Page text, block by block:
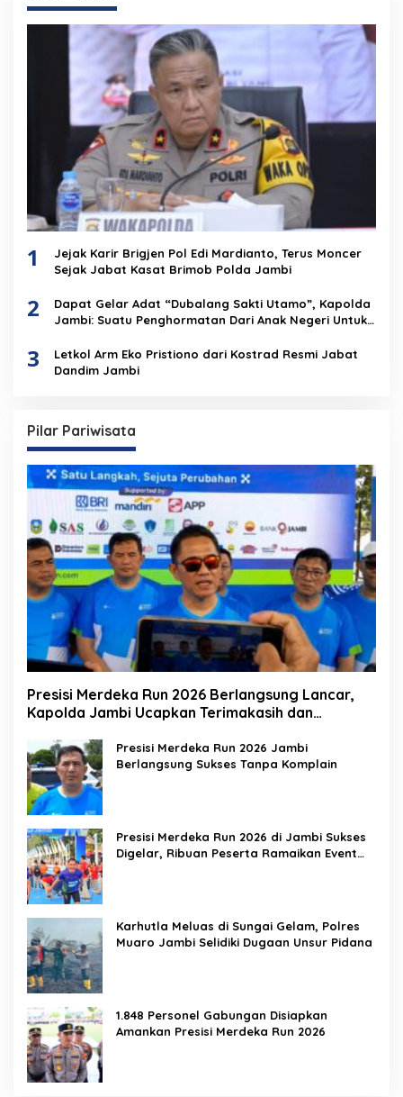
1
Jejak Karir Brigjen Pol Edi Mardianto, Terus Moncer
Sejak Jabat Kasat Brimob Polda Jambi
2
Dapat Gelar Adat “Dubalang Sakti Utamo”, Kapolda
Jambi: Suatu Penghormatan Dari Anak Negeri Untuk
3
Letkol Arm Eko Pristiono dari Kostrad Resmi Jabat
Dandim Jambi
Pilar Pariwisata
Presisi Merdeka Run 2026 Berlangsung Lancar,
Kapolda Jambi Ucapkan Terimakasih dan
Presisi Merdeka Run 2026 Jambi
Berlangsung Sukses Tanpa Komplain
Presisi Merdeka Run 2026 di Jambi Sukses
Digelar, Ribuan Peserta Ramaikan Event
Karhutla Meluas di Sungai Gelam, Polres
Muaro Jambi Selidiki Dugaan Unsur Pidana
1.848 Personel Gabungan Disiapkan
Amankan Presisi Merdeka Run 2026